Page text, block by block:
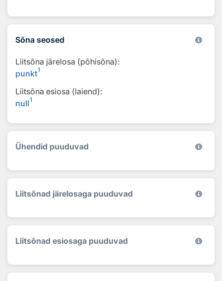
Sõna seosed
Liitsõna järelosa (põhisõna):
punkt1
Liitsõna esiosa (laiend):
null1
Ühendid puuduvad
Liitsõnad järelosaga puuduvad
Liitsõnad esiosaga puuduvad